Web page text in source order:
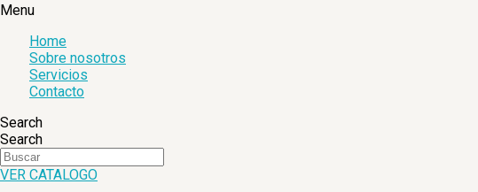
Menu
Home
Sobre nosotros
Servicios
Contacto
Search
Search
VER CATALOGO